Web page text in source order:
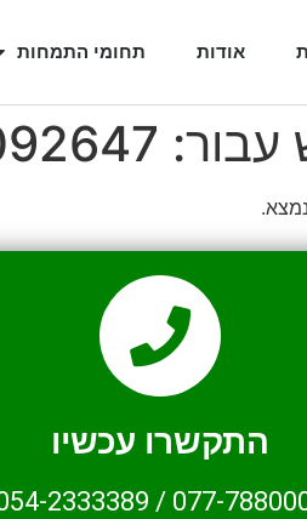
אודות תחומי התמחות
עבור:
התקשרו עכשיו
077-
/
2333389